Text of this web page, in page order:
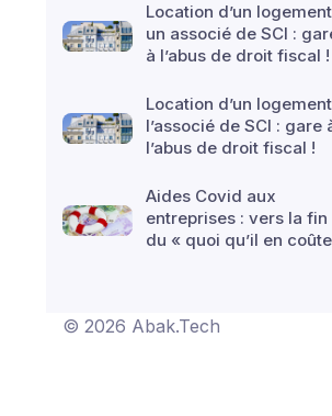
Location d’un
un associé de SCI :
à l’abus de droit fiscal !
Location d’un
l’associé de SCI : gare
l’abus de droit fiscal !
Aides Covid aux
entreprises : vers la fin
du « quoi qu’il en
© 2026 Abak.Tech